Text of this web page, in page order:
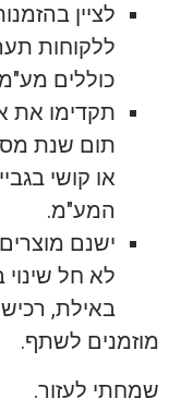
לציין
ללקוחות
כוללים
תקדימו את
או קושי
המע"מ.
ישנם
לא חל
באילת,
מוזמנים לשתף.
שמחתי לעזור.